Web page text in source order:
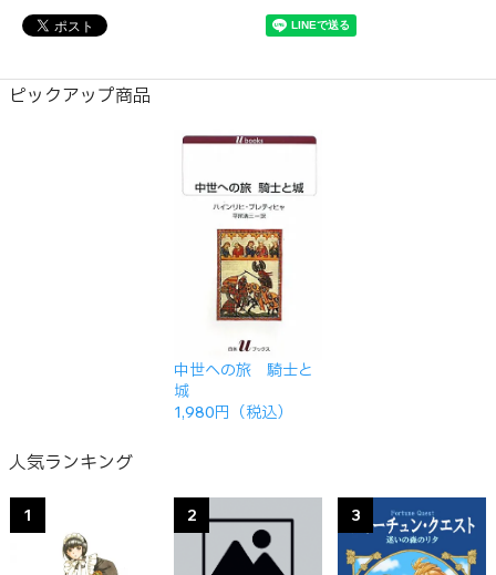
ピックアップ商品
中世への旅 騎士と
城
1,980円（税込）
人気ランキング
1 2 3